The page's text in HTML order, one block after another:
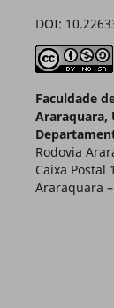
DOI:
Faculdade
Araraquara,
Rodovia
Caixa Postal
Araraquara